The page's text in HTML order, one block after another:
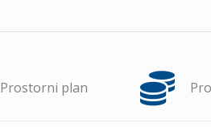
Prostorni plan